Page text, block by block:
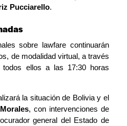
Pucciarello.
sobre lawfare continuarán
de modalidad virtual, a través
todos ellos a las 17:30 horas
la situación de Bolivia y el
, con intervenciones de
general del Estado de